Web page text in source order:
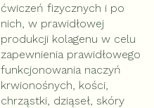
ćwiczeń fizycznych i po
nich, w prawidłowej
produkcji kolagenu w celu
zapewnienia prawidłowego
funkcjonowania naczyń
krwionośnych, kości,
chrząstki, dziąseł, skóry